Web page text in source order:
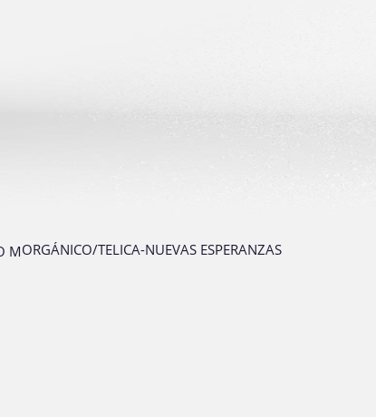
ORGÁNICO/TELICA-NUEVAS ESPERANZAS